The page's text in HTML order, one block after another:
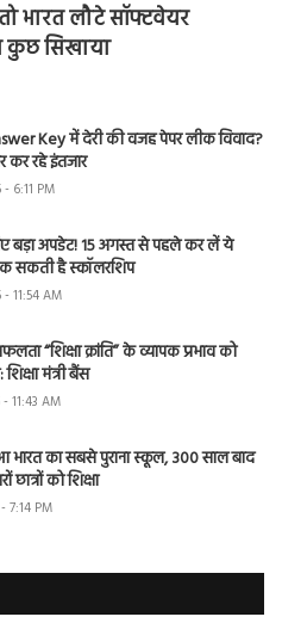
भारत लौटे सॉफ्टवेयर
कुछ सिखाया
Key में देरी की वजह पेपर लीक विवाद?
कर रहे इंतजार
6:11 PM
बड़ा अपडेट! 15 अगस्त से पहले कर लें ये
सकती है स्कॉलरशिप
11:54 AM
“शिक्षा क्रांति” के व्यापक प्रभाव को
मंत्री बैंस
11:43 AM
का सबसे पुराना स्कूल, 300 साल बाद
छात्रों को शिक्षा
7:14 PM